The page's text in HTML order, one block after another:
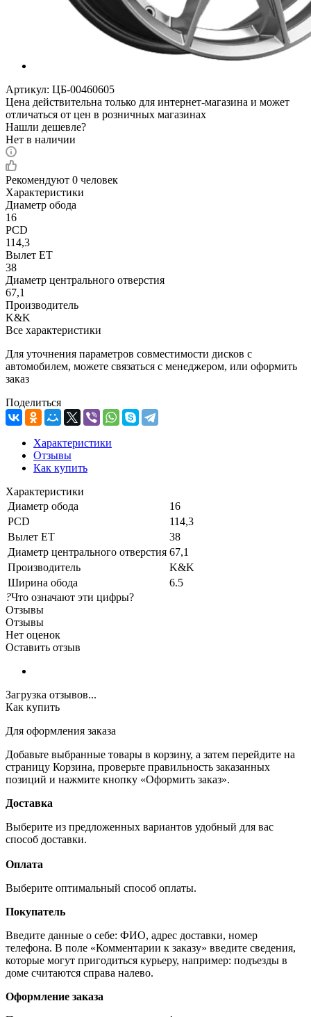
Артикул: ЦБ-00460605
Цена действительна только для интернет-магазина и может
отличаться от цен в розничных магазинах
Нашли дешевле?
Нет в наличии
Рекомендуют 0 человек
Характеристики
Диаметр обода
16
PCD
114,3
Вылет ET
38
Диаметр центрального отверстия
67,1
Производитель
K&K
Все характеристики
Для уточнения параметров совместимости дисков с
автомобилем, можете связаться с менеджером, или оформить
заказ
Поделиться
Характеристики
Отзывы
Как купить
Характеристики
Диаметр обода
16
PCD
114,3
Вылет ET
38
Диаметр центрального отверстия 67,1
Производитель
K&K
Ширина обода
6.5
?Что означают эти цифры?
Отзывы
Отзывы
Нет оценок
Оставить отзыв
Загрузка отзывов...
Как купить
Для оформления заказа
Добавьте выбранные товары в корзину, а затем перейдите на
страницу Корзина, проверьте правильность заказанных
позиций и нажмите кнопку «Оформить заказ».
Доставка
Выберите из предложенных вариантов удобный для вас
способ доставки.
Оплата
Выберите оптимальный способ оплаты.
Покупатель
Введите данные о себе: ФИО, адрес доставки, номер
телефона. В поле «Комментарии к заказу» введите сведения,
которые могут пригодиться курьеру, например: подъезды в
доме считаются справа налево.
Оформление заказа